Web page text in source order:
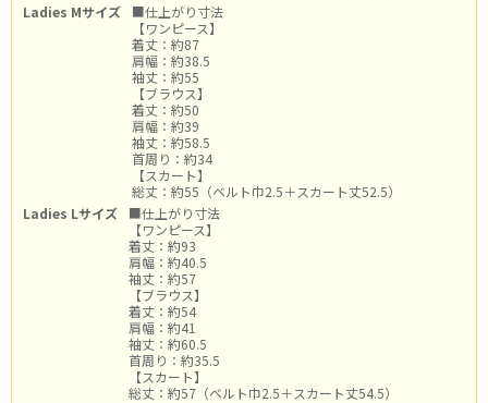
Ladies Mサイズ
■仕上がり寸法
【ワンピース】
着丈：約87
肩幅：約38.5
袖丈：約55
【ブラウス】
着丈：約50
肩幅：約39
袖丈：約58.5
首周り：約34
【スカート】
総丈：約55（ベルト巾2.5＋スカート丈52.5）
Ladies Lサイズ
■仕上がり寸法
【ワンピース】
着丈：約93
肩幅：約40.5
袖丈：約57
【ブラウス】
着丈：約54
肩幅：約41
袖丈：約60.5
首周り：約35.5
【スカート】
総丈：約57（ベルト巾2.5＋スカート丈54.5）